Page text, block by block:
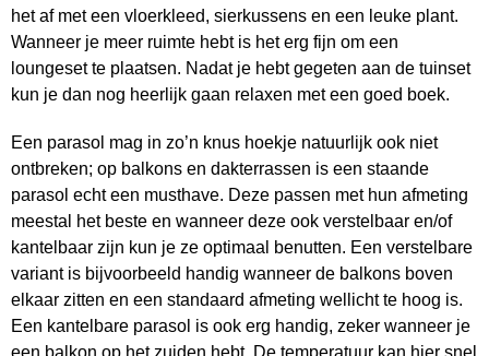
het af met een vloerkleed, sierkussens en een leuke plant.
Wanneer je meer ruimte hebt is het erg fijn om een
loungeset te plaatsen. Nadat je hebt gegeten aan de tuinset
kun je dan nog heerlijk gaan relaxen met een goed boek.
Een parasol mag in zo’n knus hoekje natuurlijk ook niet
ontbreken; op balkons en dakterrassen is een staande
parasol echt een musthave. Deze passen met hun afmeting
meestal het beste en wanneer deze ook verstelbaar en/of
kantelbaar zijn kun je ze optimaal benutten. Een verstelbare
variant is bijvoorbeeld handig wanneer de balkons boven
elkaar zitten en een standaard afmeting wellicht te hoog is.
Een kantelbare parasol is ook erg handig, zeker wanneer je
een balkon op het zuiden hebt. De temperatuur kan hier snel